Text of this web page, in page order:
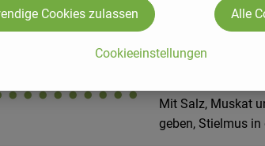
Kartoffeln
Milch verrühren.
waschen und
Zwiebelwürfel in
Mit Salz, Muskat
geben, Stielmus
Cookieeinstellungen
Cookies zulassen Alle